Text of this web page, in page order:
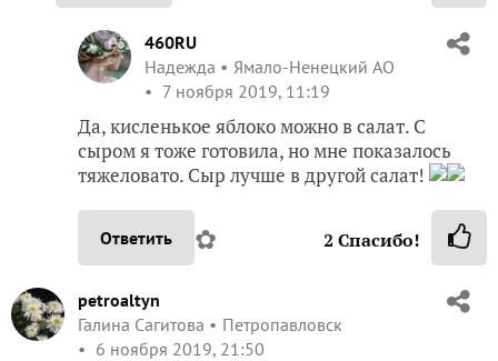
460RU
Надежда
Ямало-Ненецкий АО
7 ноября 2019, 11:19
Да, кисленькое яблоко можно в салат. С
сыром я тоже готовила, но мне показалось
тяжеловато. Сыр лучше в другой салат!
Ответить ✿ 2 Спасибо!
petroaltyn
Галина Сагитова
Петропавловск
6 ноября 2019, 21:50